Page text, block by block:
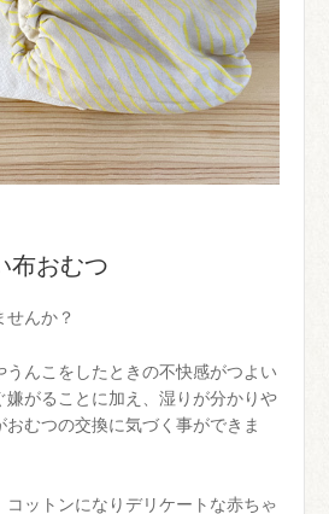
布おむつ
せんか？
んこをしたときの不快感がつよい
嫌がることに加え、湿りが分かりや
むつの交換に気づく事ができま
コットンになりデリケートな赤ちゃ